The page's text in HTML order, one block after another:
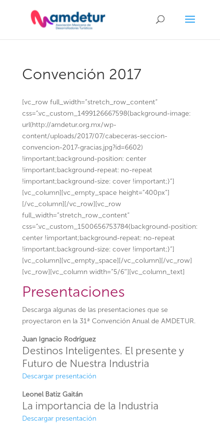
Convención 2017
[vc_row full_width=”stretch_row_content”
css=”.vc_custom_1499126667598{background-image:
url(http://amdetur.org.mx/wp-
content/uploads/2017/07/cabeceras-seccion-
convencion-2017-gracias.jpg?id=6602)
!important;background-position: center
!important;background-repeat: no-repeat
!important;background-size: cover !important;}”]
[vc_column][vc_empty_space height=”400px”]
[/vc_column][/vc_row][vc_row
full_width=”stretch_row_content”
css=”.vc_custom_1500656753784{background-position:
center !important;background-repeat: no-repeat
!important;background-size: cover !important;}”]
[vc_column][vc_empty_space][/vc_column][/vc_row]
[vc_row][vc_column width=”5/6″][vc_column_text]
Presentaciones
Descarga algunas de las presentaciones que se
proyectaron en la 31ª Convención Anual de AMDETUR.
Juan Ignacio Rodríguez
Destinos Inteligentes. El presente y
Futuro de Nuestra Industria
Descargar presentación
Leonel Batiz Gaitán
La importancia de la Industria
Descargar presentación